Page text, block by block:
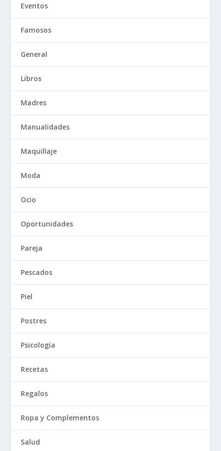
Eventos
Famosos
General
Libros
Madres
Manualidades
Maquillaje
Moda
Ocio
Oportunidades
Pareja
Pescados
Piel
Postres
Psicología
Recetas
Regalos
Ropa y Complementos
Salud